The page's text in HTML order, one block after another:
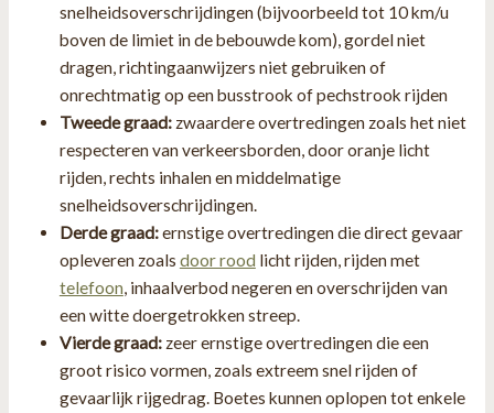
snelheidsoverschrijdingen (bijvoorbeeld tot 10 km/u
boven de limiet in de bebouwde kom), gordel niet
dragen, richtingaanwijzers niet gebruiken of
onrechtmatig op een busstrook of pechstrook rijden
Tweede graad: zwaardere overtredingen zoals het niet
respecteren van verkeersborden, door oranje licht
rijden, rechts inhalen en middelmatige
snelheidsoverschrijdingen.
Derde graad:ernstige overtredingen die direct gevaar
opleveren zoals door rood licht rijden, rijden met
telefoon , inhaalverbod negeren en overschrijden van
een witte doergetrokken streep.
Vierde graad: zeer ernstige overtredingen die een
groot risico vormen, zoals extreem snel rijden of
gevaarlijk rijgedrag. Boetes kunnen oplopen tot enkele